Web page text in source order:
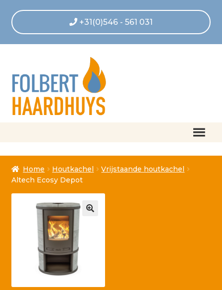
+31(0)546 - 561 031
Afrekenen
Algemene voorwaarden
Betaling geannuleerd
Betaling voltooid
Home Houtkachel
Vrijstaande houtkachel
Altech Ecosy Depot